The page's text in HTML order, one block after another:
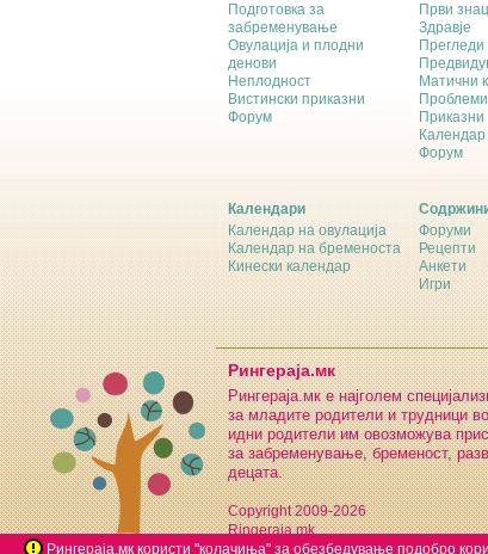
Рингераја.мк користи "колачиња" за обезбедување подобро
Подготовка за
забременување
Овулација и плодни
денови
Неплодност
Вистински приказни
Форум
Први
Здравје
Прегледи
Матични
Проблеми
Приказни
Форум
Календари
Календар на овулација
Календар на бременоста
Кинески календар
Форуми
Рецепти
Анкети
Игри
Рингераја.мк
Рингераја.мк е најголем
за младите родители и трудници
идни родители им овозможува
за забременување, бременост,
децата.
Copyright 2009-2026
Ringeraja.mk